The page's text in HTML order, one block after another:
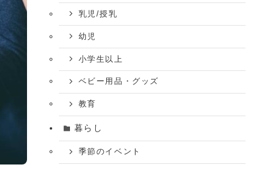
乳児/授乳
幼児
小学生以上
ベビー用品・グッズ
教育
暮らし
季節のイベント